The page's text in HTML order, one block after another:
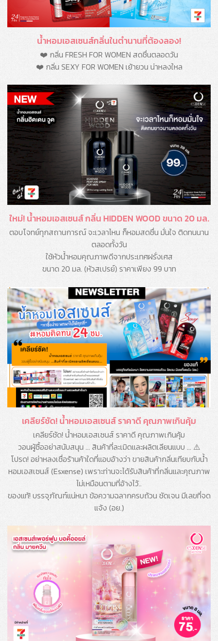
น้ำหอมเอสเซนส์กลิ่นในตำนานที่ต้องลอง!
❤️ กลิ่น FRESH FOR WOMEN สดชื่นตลอดวัน
❤️ กลิ่น SEXY FOR WOMEN เย้ายวน น่าหลงใหล
ใหม่! น้ำหอมเอสเซนส์ กลิ่น HIDDEN WOOD ขนาด 20 มล.
ตอบโจทย์ทุกสถานการณ์ จะเวลาไหน ก็หอมสดชื่น มั่นใจ ติดทนนาน
ตลอดทั้งวัน
ใช้หัวน้ำหอมคุณภาพดีจากประเทศฝรั่งเศส
ขนาด 20 มล. (หัวสเปรย์) ราคาเพียง 99 บาท
เคลียร์ชัด! น้ำหอมเอสเซนส์ ราคาดี คุณภาพเกินคุ้ม
เคลียร์ชัด! น้ำหอมเอสเซนส์ ราคาดี คุณภาพเกินคุ้ม
วอนผู้ซื้ออย่าสนับสนุน ... สินค้าที่ละเมิดและผลิตเลียนแบบ ... ⚠️
โปรด! อย่าหลงเชื่อร้านค้าใดที่แอบอ้างว่า ขายสินค้ากลิ่นเทียบกับน้ำ
หอมเอสเซนส์ (Esxense) เพราะท่านจะได้รับสินค้าที่กลิ่นและคุณภาพ
ไม่เหมือนตามที่อ้างไว้..
ของแท้! บรรจุภัณฑ์แน่หนา ข้อความฉลากครบถ้วน ชัดเจน มีเลขที่จด
แจ้ง (อย.)